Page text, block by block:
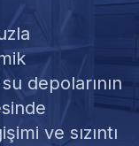
depolarının
ve sızıntı